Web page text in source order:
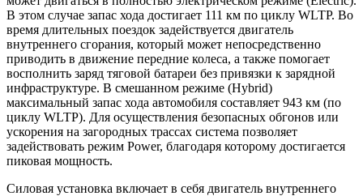
В этом случае запас хода достигает 111 км по циклу WLTP. Во
время длительных поездок задействуется двигатель
внутреннего сгорания, который может непосредственно
приводить в движение передние колеса, а также помогает
восполнить заряд тяговой батареи без привязки к зарядной
инфраструктуре. В смешанном режиме (Hybrid)
максимальный запас хода автомобиля составляет 943 км (по
циклу WLTP). Для осуществления безопасных обгонов или
ускорения на загородных трассах система позволяет
задействовать режим Power, благодаря которому достигается
пиковая мощность.
Силовая установка включает в себя двигатель внутреннего